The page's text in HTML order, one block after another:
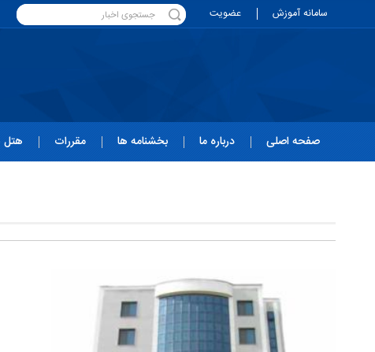
سامانه آموزش عضویت
صفحه اصلی درباره ما بخشنامه ها مقررات هتل